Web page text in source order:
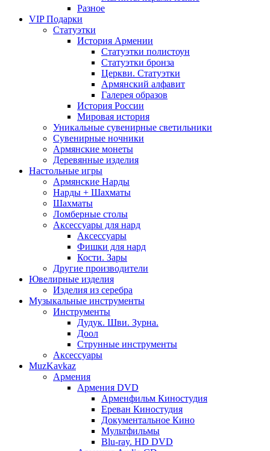
Разное
VIP Подарки
Статуэтки
История Армении
Статуэтки полистоун
Статуэтки бронза
Церкви. Статуэтки
Армянский алфавит
Галерея образов
История России
Мировая история
Уникальные сувенирные светильники
Сувенирные ночники
Армянские монеты
Деревянные изделия
Настольные игры
Армянские Нарды
Нарды + Шахматы
Шахматы
Ломберные столы
Аксессуары для нард
Аксессуары
Фишки для нард
Кости. Зары
Другие производители
Ювелирные изделия
Изделия из серебра
Музыкальные инструменты
Инструменты
Дудук. Шви. Зурна.
Доол
Струнные инструменты
Аксессуары
MuzKavkaz
Армения
Армения DVD
Арменфильм Киностудия
Ереван Киностудия
Документальное Кино
Мультфильмы
Blu-ray. HD DVD